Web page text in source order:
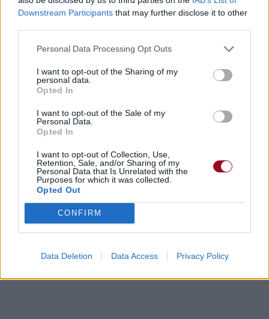
Downstream Participants that may further disclose it to other
Personal Data Processing Opt Outs
I want to opt-out of the Sharing of my
personal data.
Opted In
I want to opt-out of the Sale of my
Personal Data.
Opted In
I want to opt-out of Collection, Use,
Retention, Sale, and/or Sharing of my
Personal Data that Is Unrelated with the
Purposes for which it was collected.
Opted Out
CONFIRM
Data Deletion Data Access Privacy Policy